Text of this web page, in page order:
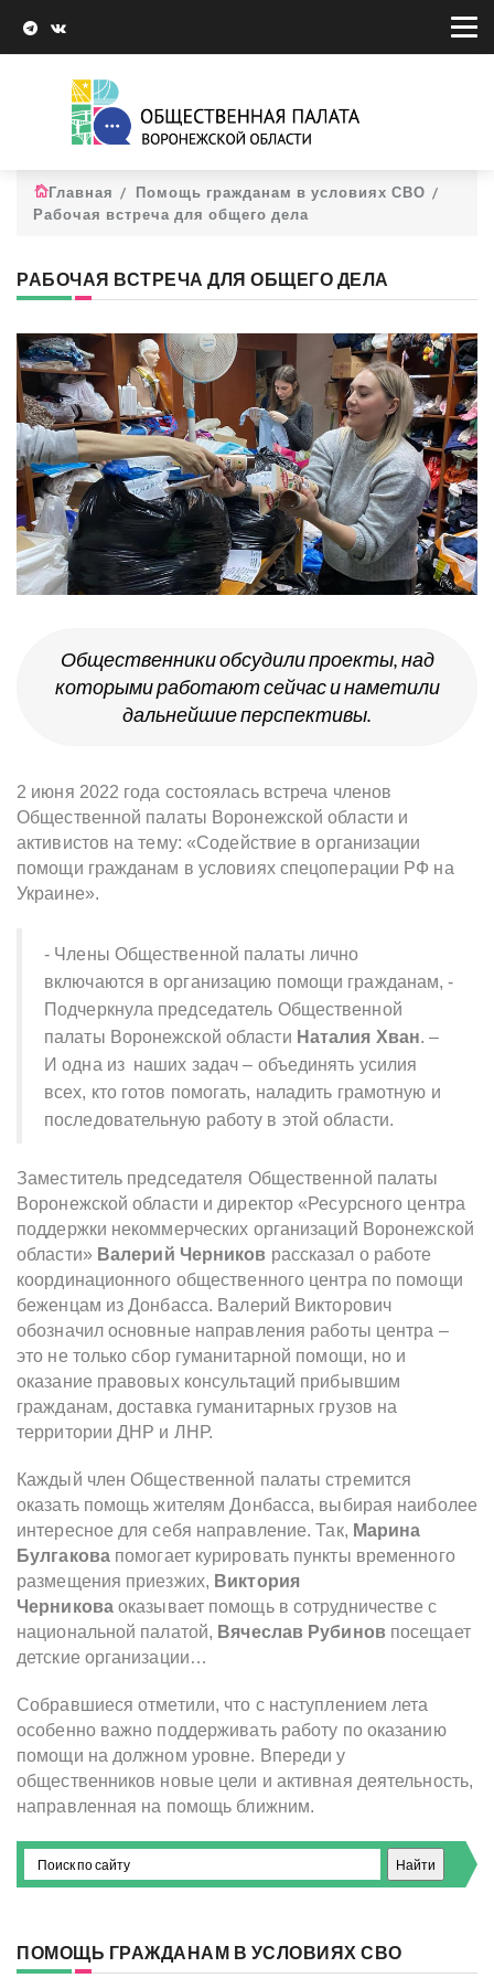
Главная
Помощь гражданам в условиях СВО
Рабочая встреча для общего дела
РАБОЧАЯ ВСТРЕЧА ДЛЯ ОБЩЕГО ДЕЛА
Общественники обсудили проекты, над
которыми работают сейчас и наметили
дальнейшие перспективы.
2 июня 2022 года состоялась встреча членов
Общественной палаты Воронежской области и
активистов на тему: «Содействие в организации
помощи гражданам в условиях спецоперации РФ на
Украине».
- Члены Общественной палаты лично
включаются в организацию помощи гражданам, -
Подчеркнула председатель Общественной
палаты Воронежской области Наталия Хван. –
И одна из наших задач – объединять усилия
всех, кто готов помогать, наладить грамотную и
последовательную работу в этой области.
Заместитель председателя Общественной палаты
Воронежской области и директор «Ресурсного центра
поддержки некоммерческих организаций Воронежской
области» Валерий Черников рассказал о работе
координационного общественного центра по помощи
беженцам из Донбасса. Валерий Викторович
обозначил основные направления работы центра –
это не только сбор гуманитарной помощи, но и
оказание правовых консультаций прибывшим
гражданам, доставка гуманитарных грузов на
территории ДНР и ЛНР.
Каждый член Общественной палаты стремится
оказать помощь жителям Донбасса, выбирая наиболее
интересное для себя направление. Так, Марина
Булгаковапомогает курировать пункты временного
размещения приезжих, Виктория
Черниковаоказывает помощь в сотрудничестве с
национальной палатой, Вячеслав Рубинов посещает
детские организации…
Собравшиеся отметили, что с наступлением лета
особенно важно поддерживать работу по оказанию
помощи на должном уровне. Впереди у
общественников новые цели и активная деятельность,
направленная на помощь ближним.
ПОМОЩЬ ГРАЖДАНАМ В УСЛОВИЯХ СВО